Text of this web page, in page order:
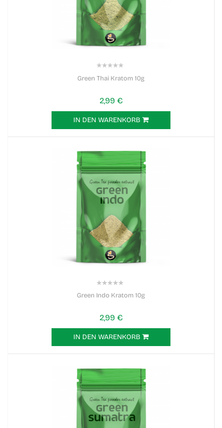
Green Thai Kratom 10g
2,99 €
IN DEN WARENKORB
Green Indo Kratom 10g
2,99 €
IN DEN WARENKORB